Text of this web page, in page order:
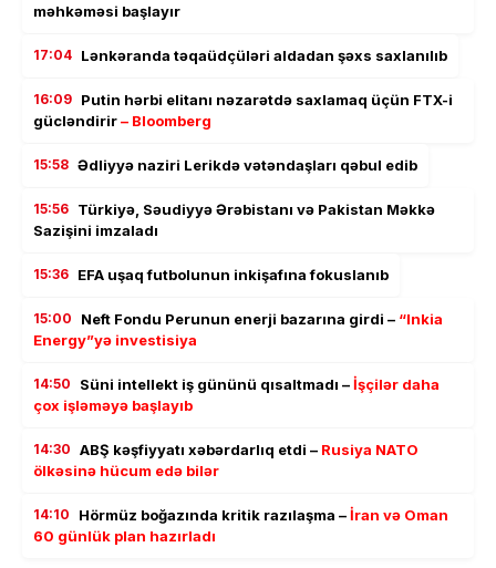
məhkəməsi başlayır
17:04 Lənkəranda təqaüdçüləri aldadan şəxs saxlanılıb
16:09 Putin hərbi elitanı nəzarətdə saxlamaq üçün FTX-i
gücləndirir– Bloomberg
15:58 Ədliyyə naziri Lerikdə vətəndaşları qəbul edib
15:56 Türkiyə, Səudiyyə Ərəbistanı və Pakistan Məkkə
Sazişini imzaladı
15:36 EFA uşaq futbolunun inkişafına fokuslanıb
15:00 Neft Fondu Perunun enerji bazarına girdi – “Inkia
Energy”yə investisiya
14:50 Süni intellekt iş gününü qısaltmadı –İşçilər daha
çox işləməyə başlayıb
14:30 ABŞ kəşfiyyatı xəbərdarlıq etdi – Rusiya NATO
ölkəsinə hücum edə bilər
14:10 Hörmüz boğazında kritik razılaşma –İran və Oman
60 günlük plan hazırladı